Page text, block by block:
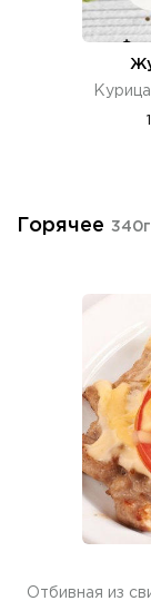
Горячее
Отбивная из